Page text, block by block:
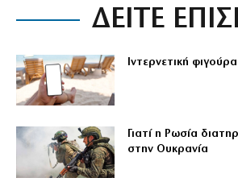
ΔΕΙΤΕ
Ιντερνετική
Γιατί η Ρωσία
στην Ουκρανία